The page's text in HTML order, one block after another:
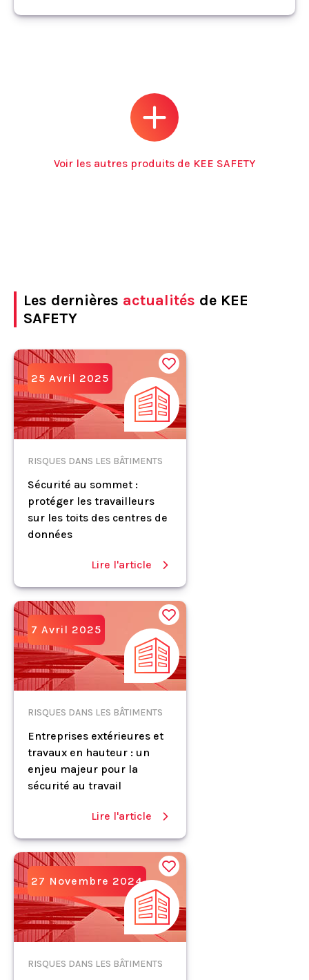
Voir les autres produits de KEE SAFETY
Les dernières actualités de KEE
SAFETY
25 Avril 2025
RISQUES DANS LES BÂTIMENTS
Sécurité au sommet :
protéger les travailleurs
sur les toits des centres de
données
Lire l'article
7 Avril 2025
RISQUES DANS LES BÂTIMENTS
Entreprises extérieures et
travaux en hauteur : un
enjeu majeur pour la
sécurité au travail
Lire l'article
27 Novembre 2024
RISQUES DANS LES BÂTIMENTS